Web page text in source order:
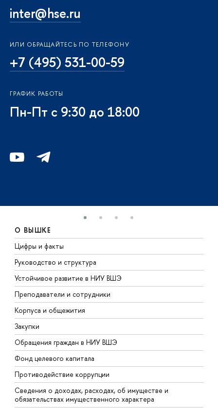
inter@hse.ru
ИЛИ ОБРАЩАЙТЕСЬ ПО ТЕЛЕФОНУ
+7 (495) 531-00-59
ГРАФИК РАБОТЫ
Пн-Пт с 9:30 до 18:00
О ВЫШКЕ
Цифры и факты
Руководство и структура
Устойчивое развитие в НИУ ВШЭ
Преподаватели и сотрудники
Корпуса и общежития
Закупки
Обращения граждан в НИУ ВШЭ
Фонд целевого капитала
Противодействие коррупции
Сведения о доходах, расходах, об имуществе и
обязательствах имущественного характера